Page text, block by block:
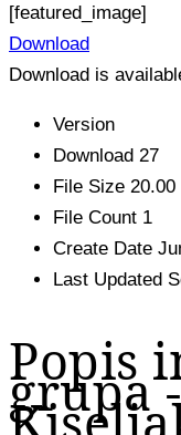
[featured_image]
Download
Download is
Version
Download 27
File Size 20.00
File Count 1
Create Date
Last Updated
Popis
grupa